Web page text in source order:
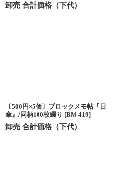
卸売 合計価格（下代）
〔500円×5個〕ブロックメモ帖『日
傘』/同柄100枚綴り [BM-419]
卸売 合計価格（下代）